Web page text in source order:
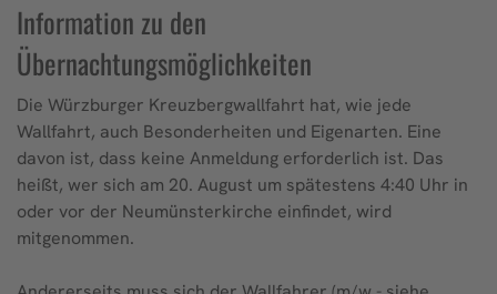
Information zu den
Übernachtungsmöglichkeiten
Die Würzburger Kreuzbergwallfahrt hat, wie jede
Wallfahrt, auch Besonderheiten und Eigenarten. Eine
davon ist, dass keine Anmeldung erforderlich ist. Das
heißt, wer sich am 20. August um spätestens 4:40 Uhr in
oder vor der Neumünsterkirche einfindet, wird
mitgenommen.